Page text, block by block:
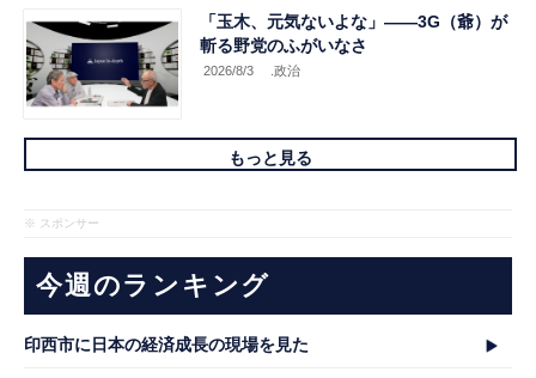
「玉木、元気ないよな」――3G（爺）が
斬る野党のふがいなさ
2026/8/3 .政治
もっと見る
※ スポンサー
今週のランキング
印西市に日本の経済成長の現場を見た